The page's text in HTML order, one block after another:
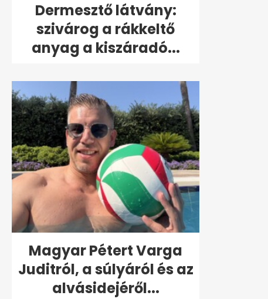
Dermesztő látvány:
szivárog a rákkeltő
anyag a kiszáradó...
Magyar Pétert Varga
Juditról, a súlyáról és az
alvásidejéről...